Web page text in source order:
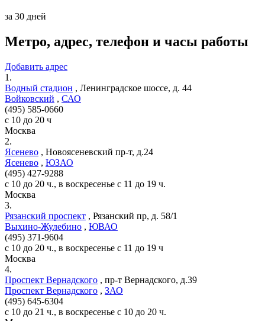
за 30 дней
Метро, адрес, телефон и часы работы
Добавить адрес
1.
Водный стадион , Ленинградское шоссе, д. 44
Войковский , САО
(495) 585-0660
с 10 до 20 ч
Москва
2.
Ясенево , Новоясеневский пр-т, д.24
Ясенево , ЮЗАО
(495) 427-9288
с 10 до 20 ч., в воскресенье с 11 до 19 ч.
Москва
3.
Рязанский проспект , Рязанский пр, д. 58/1
Выхино-Жулебино , ЮВАО
(495) 371-9604
с 10 до 20 ч., в воскресенье с 11 до 19 ч
Москва
4.
Проспект Вернадского , пр-т Вернадского, д.39
Проспект Вернадского , ЗАО
(495) 645-6304
с 10 до 21 ч., в воскресенье с 10 до 20 ч.